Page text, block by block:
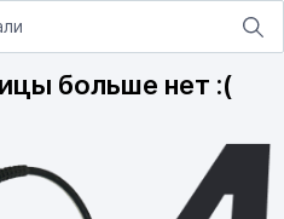
больше нет :(